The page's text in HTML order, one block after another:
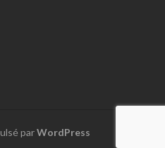
parWordPress